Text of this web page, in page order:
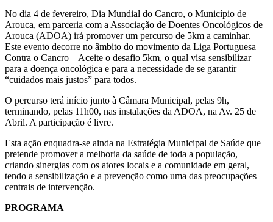
No dia 4 de fevereiro, Dia Mundial do Cancro, o Município de
Arouca, em parceria com a Associação de Doentes Oncológicos de
Arouca (ADOA) irá promover um percurso de 5km a caminhar.
Este evento decorre no âmbito do movimento da Liga Portuguesa
Contra o Cancro – Aceite o desafio 5km, o qual visa sensibilizar
para a doença oncológica e para a necessidade de se garantir
“cuidados mais justos” para todos.
O percurso terá início junto à Câmara Municipal, pelas 9h,
terminando, pelas 11h00, nas instalações da ADOA, na Av. 25 de
Abril. A participação é livre.
Esta ação enquadra-se ainda na Estratégia Municipal de Saúde que
pretende promover a melhoria da saúde de toda a população,
criando sinergias com os atores locais e a comunidade em geral,
tendo a sensibilização e a prevenção como uma das preocupações
centrais de intervenção.
PROGRAMA